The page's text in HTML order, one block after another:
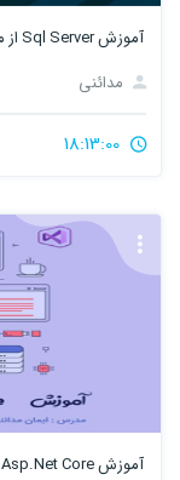
آموزش Sql Server از مبتدی تا حرفه ای
مدائنی
آموزش Asp.Net Core پروژه محور